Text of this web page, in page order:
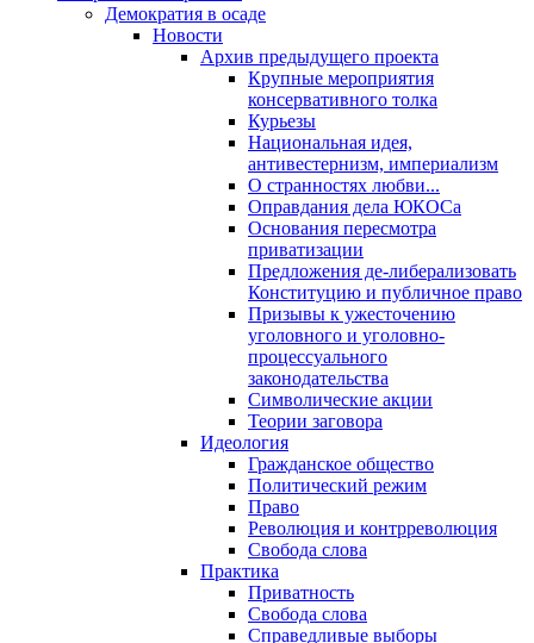
Демократия в осаде
Новости
Архив предыдущего проекта
Крупные мероприятия
консервативного толка
Курьезы
Национальная идея,
антивестернизм, империализм
О странностях любви...
Оправдания дела ЮКОСа
Основания пересмотра
приватизации
Предложения де-либерализовать
Конституцию и публичное право
Призывы к ужесточению
уголовного и уголовно-
процессуального
законодательства
Символические акции
Теории заговора
Идеология
Гражданское общество
Политический режим
Право
Революция и контрреволюция
Свобода слова
Практика
Приватность
Свобода слова
Справедливые выборы